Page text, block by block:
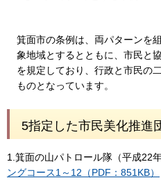
箕面市の条例は、両パターンを
象地域とするとともに、市民と
を規定しており、行政と市民の
ものとなっています。
5指定した市民美化推進
1.箕面の山パトロール隊（平成22
ングコース1～12（PDF：851KB）